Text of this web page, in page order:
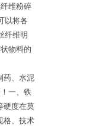
维粉碎
以将各
纤维明
物料的
药、水泥
一、铁
硬度在莫
格、技术